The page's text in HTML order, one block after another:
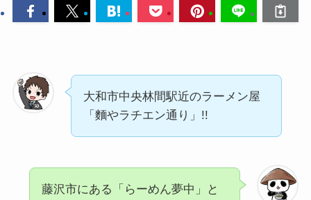
大和市中央林間駅近のラーメン屋
「麵やラチエン通り」!!
藤沢市にある「らーめん夢中」と